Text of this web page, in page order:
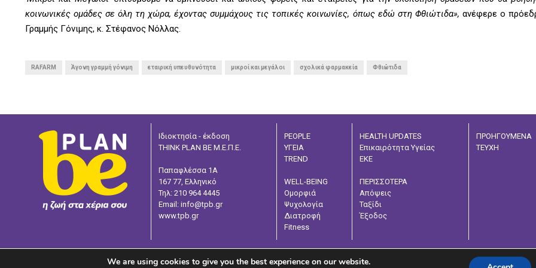
κοινωνικές ομάδες σε όλη τη χώρα, έχοντας συμμάχους τις τοπικές κοινωνίες, όπως εδώ στη Φθιώτιδα», ανέφερε ο
Γραμμής Γόνιμης, κ. Στέφανος Νόλλας.
RAFARM Άγονη γραμμή γόνιμη εταιρική υπευθυνότητα μικροί και μεγάλοι σχολικά φαρμακεία Φθιώτιδα
Ιδιοκτησία - έκδοση
THINK PLAN BE Μ.Ε.Π.Ε.
Παπαφλέσσα 1Α
167 77, Ελληνικό
Τηλ: 210 964 4445
Email: info@tpb.gr
www.tpb.gr
PEOPLE
ΥΓΕΙΑ
TREND
WELL-BEING
Ομορφιά
Ψυχολογία
Διατροφή
Fitness
HEALTH UPDATES
Επικαιρότητα Υγείας
ΕΚΕ
ΠΕΡΙΣΣΟΤΕΡΑ
Απόψεις
Ταξίδι
Έξοδος
ΠΡΟΗΓΟΥΜΕΝΑ
ΤΕΥΧΗ
We are using cookies to give you the best experience on our website.